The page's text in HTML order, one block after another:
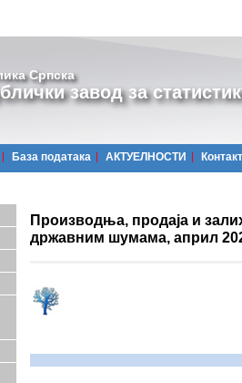
Српска
завод за
Базa података АКТУЕЛНОСТИ Контакт
Производња, продаја и
државним шумама, април